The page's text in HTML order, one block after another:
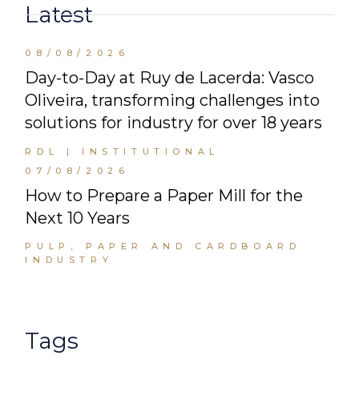
Latest
08/08/2026
Day-to-Day at Ruy de Lacerda: Vasco
Oliveira, transforming challenges into
solutions for industry for over 18 years
RDL | INSTITUTIONAL
07/08/2026
How to Prepare a Paper Mill for the
Next 10 Years
PULP, PAPER AND CARDBOARD
INDUSTRY
Tags